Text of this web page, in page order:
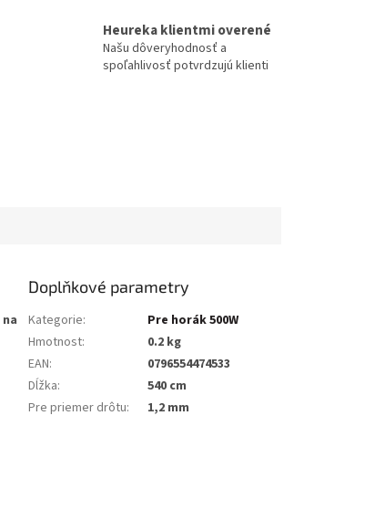
Heureka klientmi overené
Našu dôveryhodnosť a
spoľahlivosť potvrdzujú klienti
na
Doplňkové parametry
Kategorie:
Pre horák 500W
Hmotnost:
0.2 kg
EAN:
0796554474533
Dĺžka:
540 cm
Pre priemer drôtu: 1,2 mm